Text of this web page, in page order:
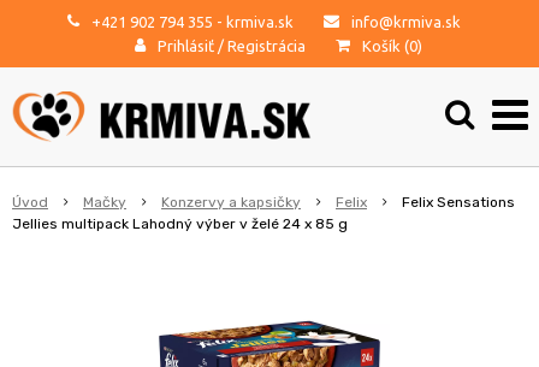
+421 902 794 355 - krmiva.sk
info@krmiva.sk
Prihlásiť / Registrácia Košík (0)
Úvod Mačky Konzervy a kapsičky Felix
Felix Sensations
Jellies multipack Lahodný výber v želé 24 x 85 g